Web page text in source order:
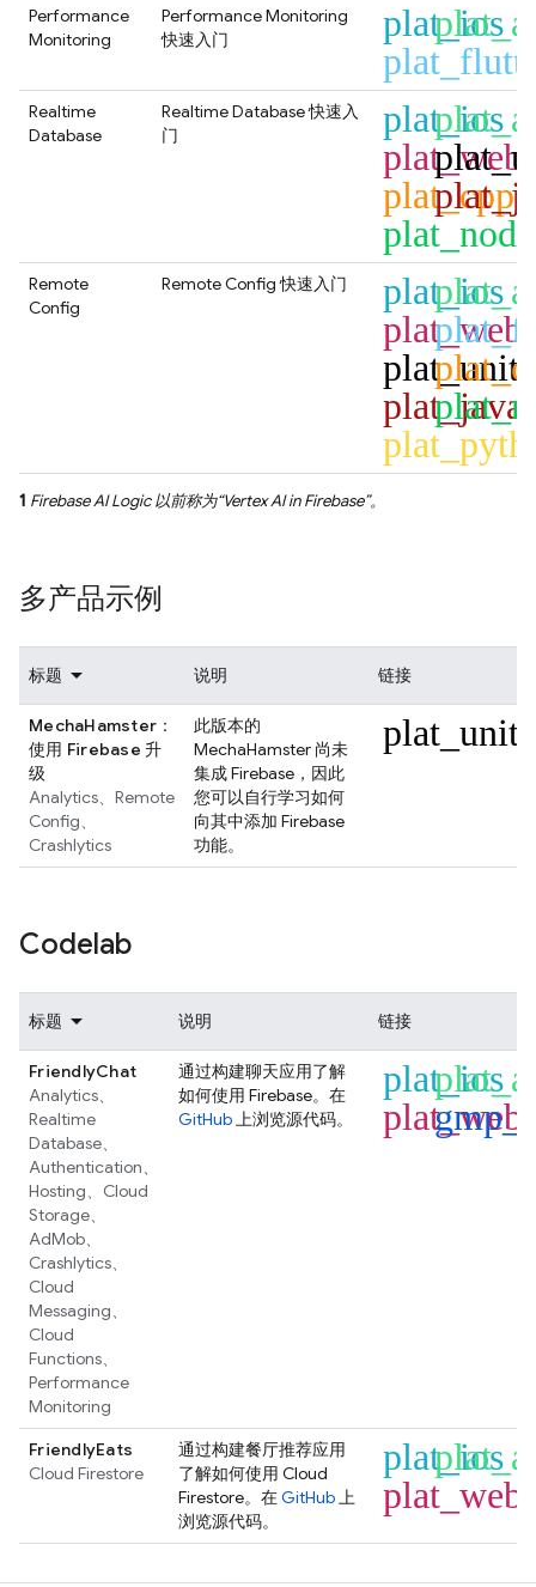
Performance
Monitoring
Performance Monitoring
快速入门
plat_ios
Realtime
Database
Realtime Database快速入
门
plat_ios
plat_web
plat_cpp
plat_node
Remote
Config
Remote Config快速入门 plat_ios
plat_web
plat_java
1 Firebase AI Logic以前称为“Vertex AI in Firebase”。
多产品示例
标题 说明 链接
MechaHamster：
使用 Firebase 升
级
Analytics、 Remote
Config、
Crashlytics
此版本的
MechaHamster 尚未
集成 Firebase，因此
您可以自行学习如何
向其中添加 Firebase
功能。
Codelab
标题 说明 链接
FriendlyChat
Analytics、
Realtime
Database、
Authentication、
Hosting、 Cloud
Storage、
AdMob、
Crashlytics、
Cloud
Messaging、
Cloud
Functions、
Performance
Monitoring
通过构建聊天应用了解
如何使用 Firebase。在
GitHub上浏览源代码。
plat_ios
plat_web
FriendlyEats
Cloud Firestore
通过构建餐厅推荐应用
了解如何使用 Cloud
Firestore。在GitHub上
浏览源代码。
plat_ios
plat_web